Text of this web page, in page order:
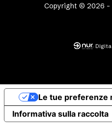
Copyright © 2026 -
Informativa sulla raccolta
Le tue preferenze